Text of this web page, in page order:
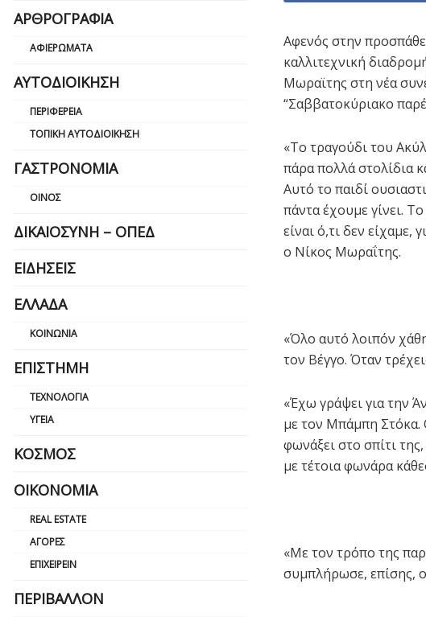
Αφενός στην
καλλιτεχνική
Μωραϊτης στη νέα
“Σαββατοκύριακο
«Το τραγούδι του
πάρα πολλά στολίδια
Αυτό το παιδί
πάντα έχουμε γίνει.
είναι ό,τι δεν είχαμε,
ο Νίκος Μωραΐτης.
«Όλο αυτό λοιπόν
τον Βέγγο. Όταν
«Έχω γράψει για την
με τον Μπάμπη Στόκα.
φωνάξει στο σπίτι
με τέτοια φωνάρα
«Με τον τρόπο της
συμπλήρωσε, επίσης,
ΑΡΘΡΟΓΡΑΦΊΑ
ΑΦΙΕΡΏΜΑΤΑ
ΑΥΤΟΔΙΟΊΚΗΣΗ
ΠΕΡΙΦΈΡΕΙΑ
ΤΟΠΙΚΉ ΑΥΤΟΔΙΟΊΚΗΣΗ
ΓΑΣΤΡΟΝΟΜΊΑ
ΟΊΝΟΣ
ΔΙΚΑΙΟΣΎΝΗ – ΟΠΕΔ
ΕΙΔΉΣΕΙΣ
ΕΛΛΆΔΑ
ΚΟΙΝΩΝΊΑ
ΕΠΙΣΤΉΜΗ
ΤΕΧΝΟΛΟΓΊΑ
ΥΓΕΊΑ
ΚΌΣΜΟΣ
ΟΙΚΟΝΟΜΊΑ
REAL ESTATE
ΑΓΟΡΈΣ
ΕΠΙΧΕΙΡΕΊΝ
ΠΕΡΙΒΆΛΛΟΝ